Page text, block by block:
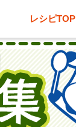
レシピTOP